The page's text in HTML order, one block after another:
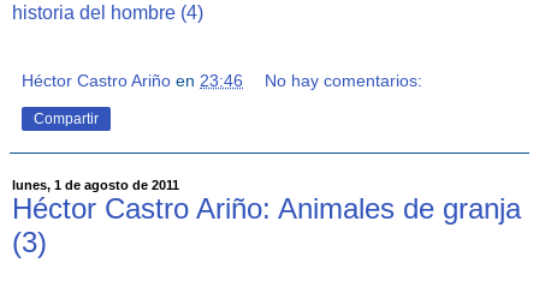
historia del hombre (4)
Héctor Castro Ariño en 23:46 No hay comentarios:
Compartir
lunes, 1 de agosto de 2011
Héctor Castro Ariño: Animales de granja
(3)